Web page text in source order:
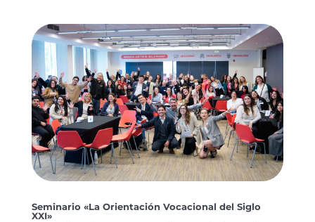
Seminario «La Orientación Vocacional del Siglo
XXI»